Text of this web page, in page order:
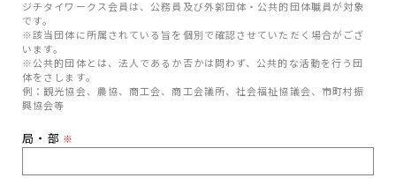
ジチタイワークス会員は、公務員及び外郭団体・公共的団体職員が対象
です。
※該当団体に所属されている旨を個別で確認させていただく場合がござ
います。
※公共的団体とは、法人であるか否かは問わず、公共的な活動を行う団
体をさします。
例：観光協会、農協、商工会、商工会議所、社会福祉協議会、市町村振
興協会等
局・部 ※